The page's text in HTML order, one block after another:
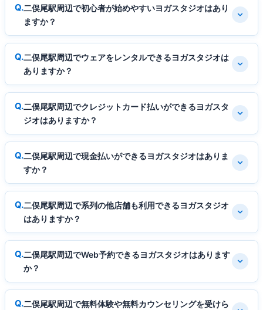
二俣尾駅周辺で初心者が始めやすいヨガスタジオはあり
ますか？
二俣尾駅周辺でウェアをレンタルできるヨガスタジオは
ありますか？
二俣尾駅周辺でクレジットカード払いができるヨガスタ
ジオはありますか？
二俣尾駅周辺で現金払いができるヨガスタジオはありま
すか？
二俣尾駅周辺で系列の他店舗も利用できるヨガスタジオ
はありますか？
二俣尾駅周辺でWeb予約できるヨガスタジオはあります
か？
二俣尾駅周辺で無料体験や無料カウンセリングを受けら